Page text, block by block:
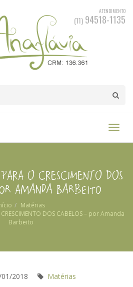
ATENDIMENTO
(11) 94518-1135
O CRESCIMENTO DOS
Amanda Barbeito
Matérias
DOS CABELOS – por Amanda
Barbeito
2018 Matérias